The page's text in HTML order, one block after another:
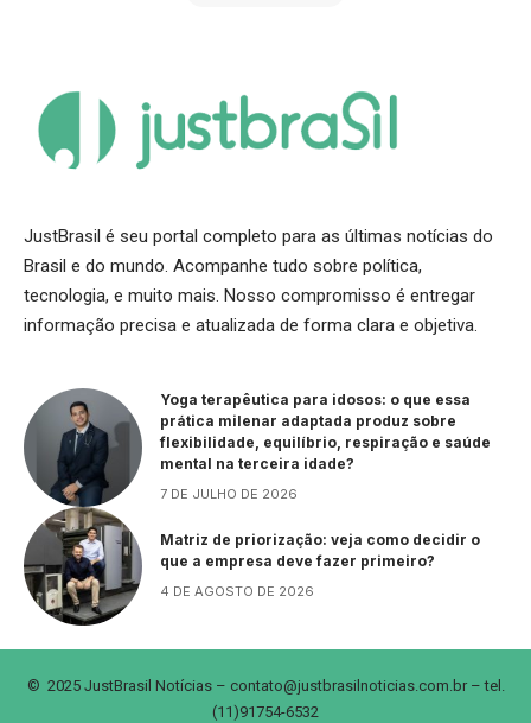
JustBrasil é seu portal completo para as últimas notícias do
Brasil e do mundo. Acompanhe tudo sobre política,
tecnologia, e muito mais. Nosso compromisso é entregar
informação precisa e atualizada de forma clara e objetiva.
Yoga terapêutica para idosos: o que essa
prática milenar adaptada produz sobre
flexibilidade, equilíbrio, respiração e saúde
mental na terceira idade?
7 DE JULHO DE 2026
Matriz de priorização: veja como decidir o
que a empresa deve fazer primeiro?
4 DE AGOSTO DE 2026
© 2025 JustBrasil Notícias – contato@justbrasilnoticias.com.br– tel.
(11)91754-6532